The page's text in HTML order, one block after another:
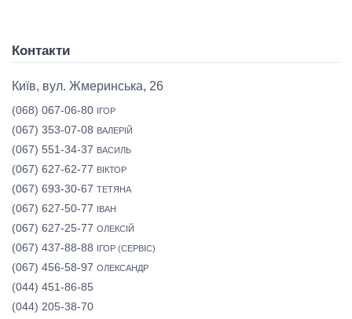
Контакти
Київ, вул. Жмеринська, 26
(068) 067-06-80 ІГОР
(067) 353-07-08 ВАЛЕРІЙ
(067) 551-34-37 ВАСИЛЬ
(067) 627-62-77 ВІКТОР
(067) 693-30-67 ТЕТЯНА
(067) 627-50-77 ІВАН
(067) 627-25-77 ОЛЕКСІЙ
(067) 437-88-88 ІГОР (СЕРВІС)
(067) 456-58-97 ОЛЕКСАНДР
(044) 451-86-85
(044) 205-38-70